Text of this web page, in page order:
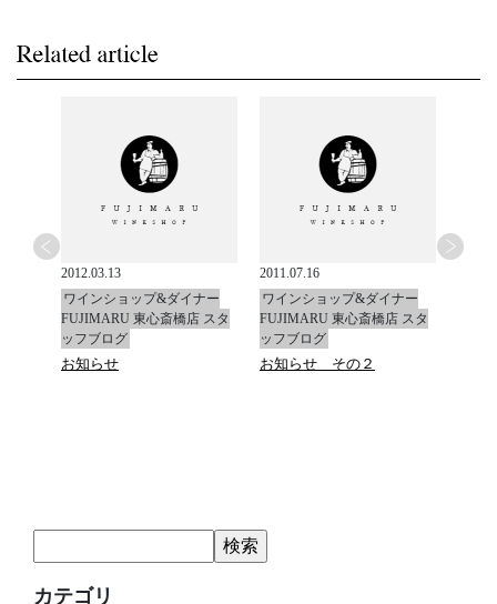
2012.03.13
ワインショップ&ダイナー
FUJIMARU 東心斎橋店 スタ
ッフブログ
お知らせ
2011.07.16
ワインショップ&ダイナー
FUJIMARU 東心斎橋店 スタ
ッフブログ
お知らせ その２
カテゴリ